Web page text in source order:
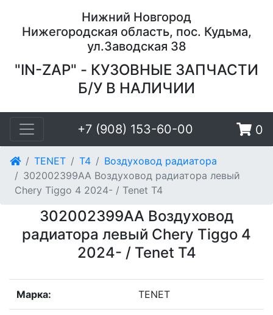
Нижний Новгород
Нижегородская область, пос. Кудьма,
ул.Заводская 38
"IN-ZAP" - КУЗОВНЫЕ ЗАПЧАСТИ
Б/У В НАЛИЧИИ
+7 (908) 153-60-00 0
TENET T4
Воздуховод радиатора
302002399AA Воздуховод радиатора левый
Chery Tiggo 4 2024- / Tenet T4
302002399AA Воздуховод
радиатора левый Chery Tiggo 4
2024- / Tenet T4
Марка: TENET